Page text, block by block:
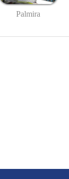
Palmira